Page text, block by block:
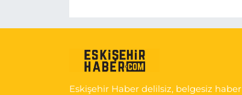
Eskişehir Haber delilsiz, belgesiz haber